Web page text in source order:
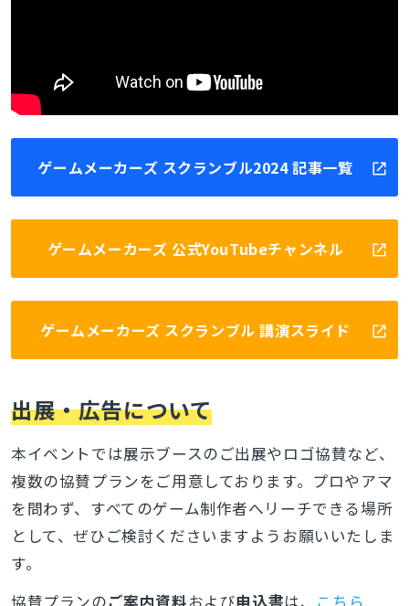
ゲームメーカーズ スクランブル2024 記事一覧
ゲームメーカーズ 公式YouTubeチャンネル
ゲームメーカーズ スクランブル 講演スライド
出展・広告について
本イベントでは展示ブースのご出展やロゴ協賛など、
複数の協賛プランをご用意しております。プロやアマ
を問わず、すべてのゲーム制作者へリーチできる場所
として、ぜひご検討くださいますようお願いいたしま
す。
協賛プランのご案内資料および申込書は、 こちら